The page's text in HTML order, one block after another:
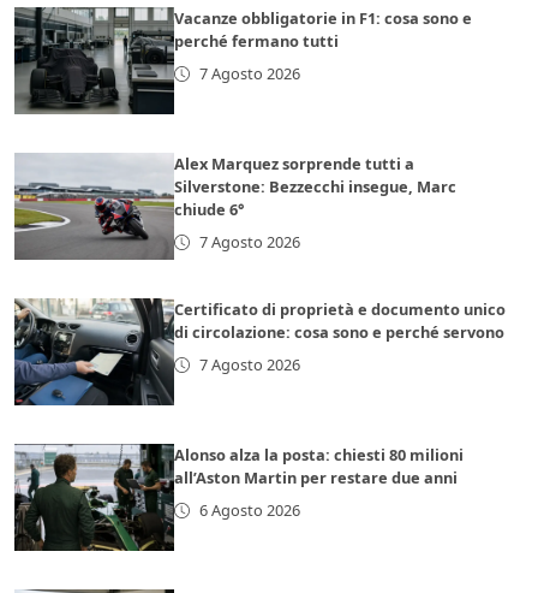
Vacanze obbligatorie in F1: cosa sono e
perché fermano tutti
7 Agosto 2026
Alex Marquez sorprende tutti a
Silverstone: Bezzecchi insegue, Marc
chiude 6°
7 Agosto 2026
Certificato di proprietà e documento unico
di circolazione: cosa sono e perché servono
7 Agosto 2026
Alonso alza la posta: chiesti 80 milioni
all’Aston Martin per restare due anni
6 Agosto 2026